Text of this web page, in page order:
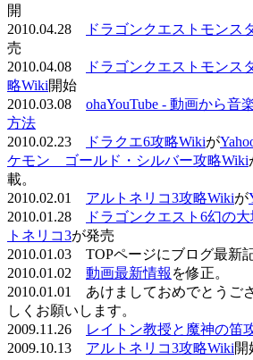
開
2010.04.28
ドラゴンクエストモンス
売
2010.04.08
ドラゴンクエストモンス
略Wiki開始
2010.03.08 ohaYouTube - 動画から音
方法
2010.02.23
ドラクエ6攻略Wikiが
ケモン ゴールド・シルバー攻略Wiki
載。
2010.02.01 アルトネリコ3攻略Wikiが
2010.01.28
ドラゴンクエスト6幻の
トネリコ3が発売
2010.01.03 TOPページにブログ最新
2010.01.02 動画最新情報 を修正。
2010.01.01 あけましておめでとうご
しくお願いします。
2009.11.26
レイトン教授と魔神の笛
2009.10.13 アルトネリコ3攻略Wiki開